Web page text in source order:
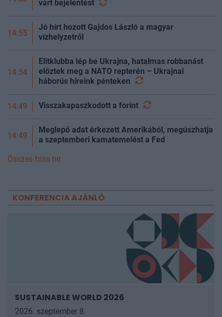
várt bejelentést
14:55
Jó hírt hozott Gajdos László a magyar
vízhelyzetről
14:54
Elitklubba lép be Ukrajna, hatalmas robbanást
előztek meg a NATO repterén – Ukrajnai
háborús híreink pénteken
14:49 Visszakapaszkodott a forint
14:49
Meglepő adat érkezett Amerikából, megúszhatja
a szeptemberi kamatemelést a Fed
Összes friss hír
KONFERENCIA AJÁNLÓ
SUSTAINABLE WORLD 2026
2026. szeptember 8.